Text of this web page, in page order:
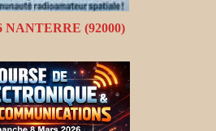
NANTERRE (92000)